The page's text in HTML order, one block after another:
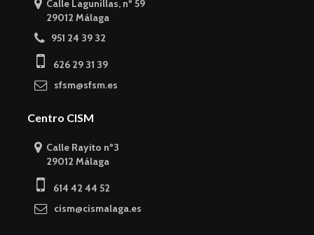
Calle Lagunillas, nº 59
29012 Málaga
951 24 39 32
626 29 31 39
sfsm@sfsm.es
Centro CISM
Calle Rayito nº3
29012 Málaga
614 42 44 52
cism@cismalaga.es